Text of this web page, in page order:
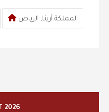
المملكة أرينا, الرياض
2026